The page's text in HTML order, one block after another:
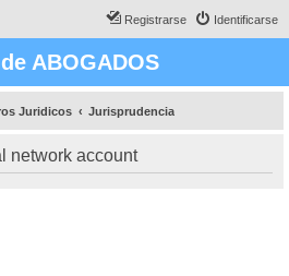
Identificarse
Registrarse
ABOGADOS
Juridicos Jurisprudencia
network account